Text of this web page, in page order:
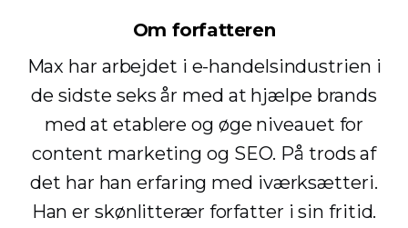
Om forfatteren
Max har arbejdet i e-handelsindustrien i
de sidste seks år med at hjælpe brands
med at etablere og øge niveauet for
content marketing og SEO. På trods af
det har han erfaring med iværksætteri.
Han er skønlitterær forfatter i sin fritid.